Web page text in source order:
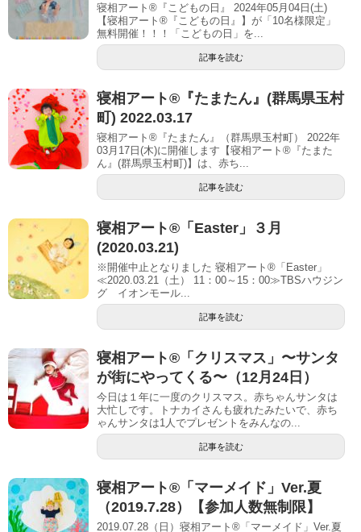
寝相アート®『こどもの日』 2024年05月04日(土)
【寝相アート®︎『こどもの日』】が「10名様限定」
無料開催！！！「こどもの日」を...
記事を読む
寝相アート®︎『たまたん』(群馬県玉村
町) 2022.03.17
寝相アート®『たまたん』（群馬県玉村町） 2022年
03月17日(木)に開催します【寝相アート®︎『たまた
ん』(群馬県玉村町)】は、赤ち...
記事を読む
寝相アート®「Easter」３月
(2020.03.21)
※開催中止となりました 寝相アート®「Easter」
≪2020.03.21（土） 11：00～15：00≫TBSハウジン
グ イオンモール...
記事を読む
寝相アート®︎「クリスマス」〜サンタ
が街にやってくる〜（12月24日）
今日は１年に一度のクリスマス。赤ちゃんサンタは
大忙しです。トナカイさんも疲れたみたいで、赤ち
ゃんサンタは1人でプレゼントをみんなの...
記事を読む
寝相アート®「マーメイド」Ver.夏
（2019.7.28）【参加人数無制限】
2019.07.28（日）寝相アート®「マーメイド」Ver.夏